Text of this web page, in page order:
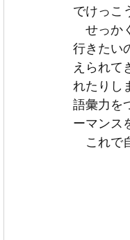
でけっこ
せっか
行きたい
えられて
れたりし
語彙力を
ーマンス
これで